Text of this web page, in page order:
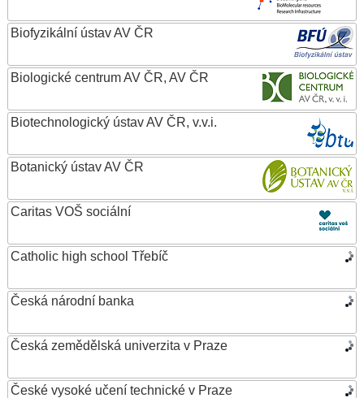
Biofyzikální ústav AV ČR
Biologické centrum AV ČR, AV ČR
Biotechnologický ústav AV ČR, v.v.i.
Botanický ústav AV ČR
Caritas VOŠ sociální
Catholic high school Třebíč
Česká národní banka
Česká zemědělská univerzita v Praze
České vysoké učení technické v Praze